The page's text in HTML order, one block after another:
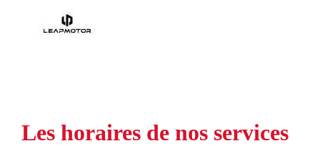
Les horaires de nos services